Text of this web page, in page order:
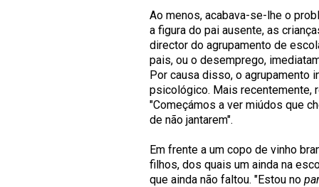
Ao menos, acabava-se-lhe o
a figura do pai ausente, as
director do agrupamento de
pais, ou o desemprego,
Por causa disso, o agrupamento
psicológico. Mais recentemente,
"Começámos a ver miúdos que
de não jantarem".
Em frente a um copo de vinho
filhos, dos quais um ainda na
que ainda não faltou. "Estou no